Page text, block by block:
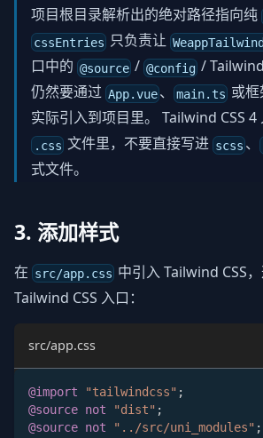
项目根目录解析出的绝对路径指向纯
cssEntries 只负责让
口中的 @source /@config /
仍然要通过 App.vue 、main.ts 或
实际引入到项目里。 Tailwind CSS
.css 文件里，不要直接写进 scss 、
式文件。
3. 添加样式
在 src/app.css 中引入 Tailwind CSS
Tailwind CSS 入口：
src/app.css
@import "tailwindcss" ;
@source not "dist" ;
@source not "../src/uni_modules" ;